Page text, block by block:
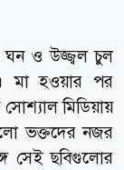
ঘন ও উজ্জ্বল চুল
মা হওয়ার পর
মিডিয়ায়
ভক্তদের নজর
সেই ছবিগুলোর